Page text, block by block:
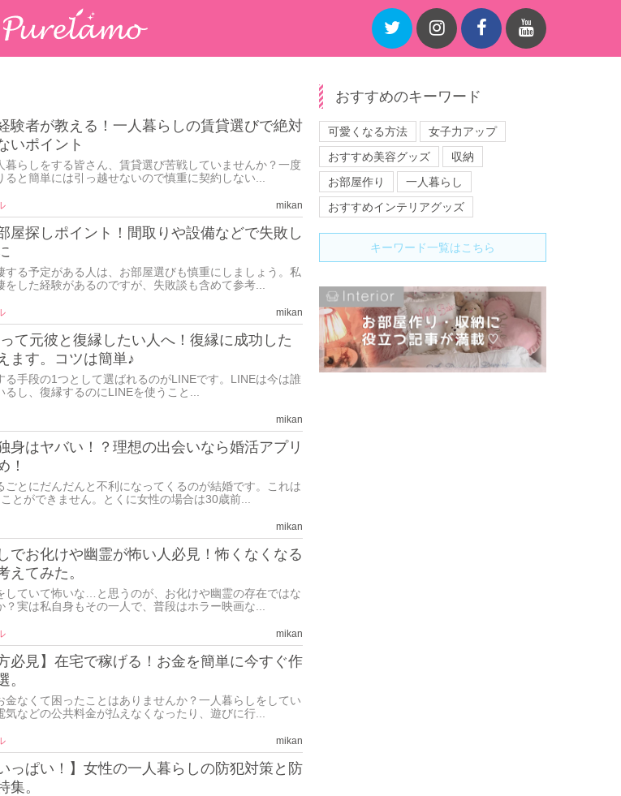
験者が教える！一人暮らしの賃貸選びで絶対
いポイント
暮らしをする皆さん、賃貸選び苦戦していませんか？一度
ると簡単には引っ越せないので慎重に契約しない...
mikan
屋探しポイント！間取りや設備などで失敗し
する予定がある人は、お部屋選びも慎重にしましょう。私
をした経験があるのですが、失敗談も含めて参考...
mikan
て元彼と復縁したい人へ！復縁に成功した
ます。コツは簡単♪
る手段の1つとして選ばれるのがLINEです。LINEは今は誰
るし、復縁するのにLINEを使うこと...
mikan
身はヤバい！？理想の出会いなら婚活アプリ
！
ごとにだんだんと不利になってくるのが結婚です。これは
とができません。とくに女性の場合は30歳前...
mikan
でお化けや幽霊が怖い人必見！怖くなくなる
えてみた。
していて怖いな…と思うのが、お化けや幽霊の存在ではな
？実は私自身もその一人で、普段はホラー映画な...
mikan
必見】在宅で稼げる！お金を簡単に今すぐ作
。
金なくて困ったことはありませんか？一人暮らしをしてい
気などの公共料金が払えなくなったり、遊びに行...
mikan
っぱい！】女性の一人暮らしの防犯対策と防
集。
おすすめのキーワード
可愛くなる方法
女子力アップ
おすすめ美容グッズ
収納
お部屋作り
一人暮らし
おすすめインテリアグッズ
キーワード一覧はこちら